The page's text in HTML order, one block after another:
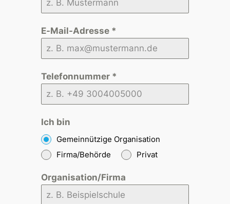
E-Mail-Adresse *
Telefonnummer *
Ich bin
Gemeinnützige Organisation
Firma/Behörde
Privat
Organisation/Firma